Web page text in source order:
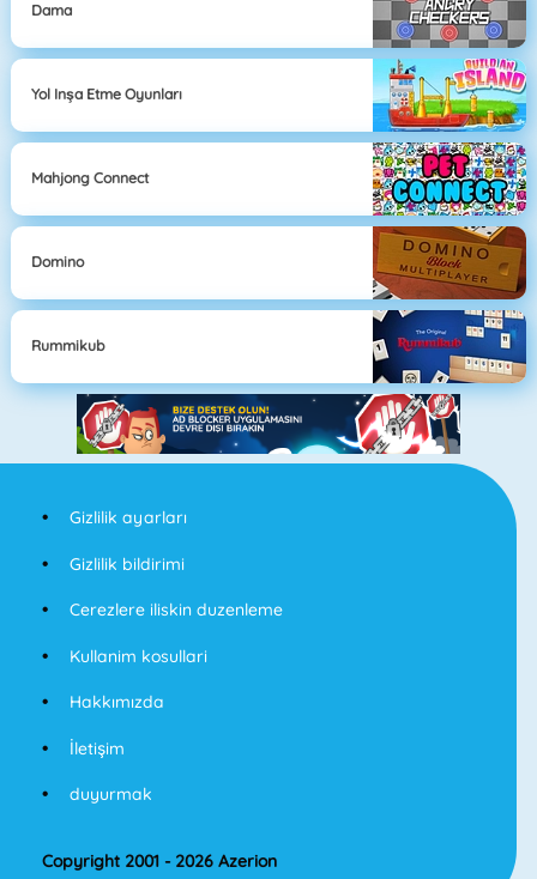
Dama
Yol Inşa Etme Oyunları
Mahjong Connect
Domino
Rummikub
Gizlilik ayarları
Gizlilik bildirimi
Cerezlere iliskin duzenleme
Kullanim kosullari
Hakkımızda
İletişim
duyurmak
Copyright 2001 - 2026 Azerion